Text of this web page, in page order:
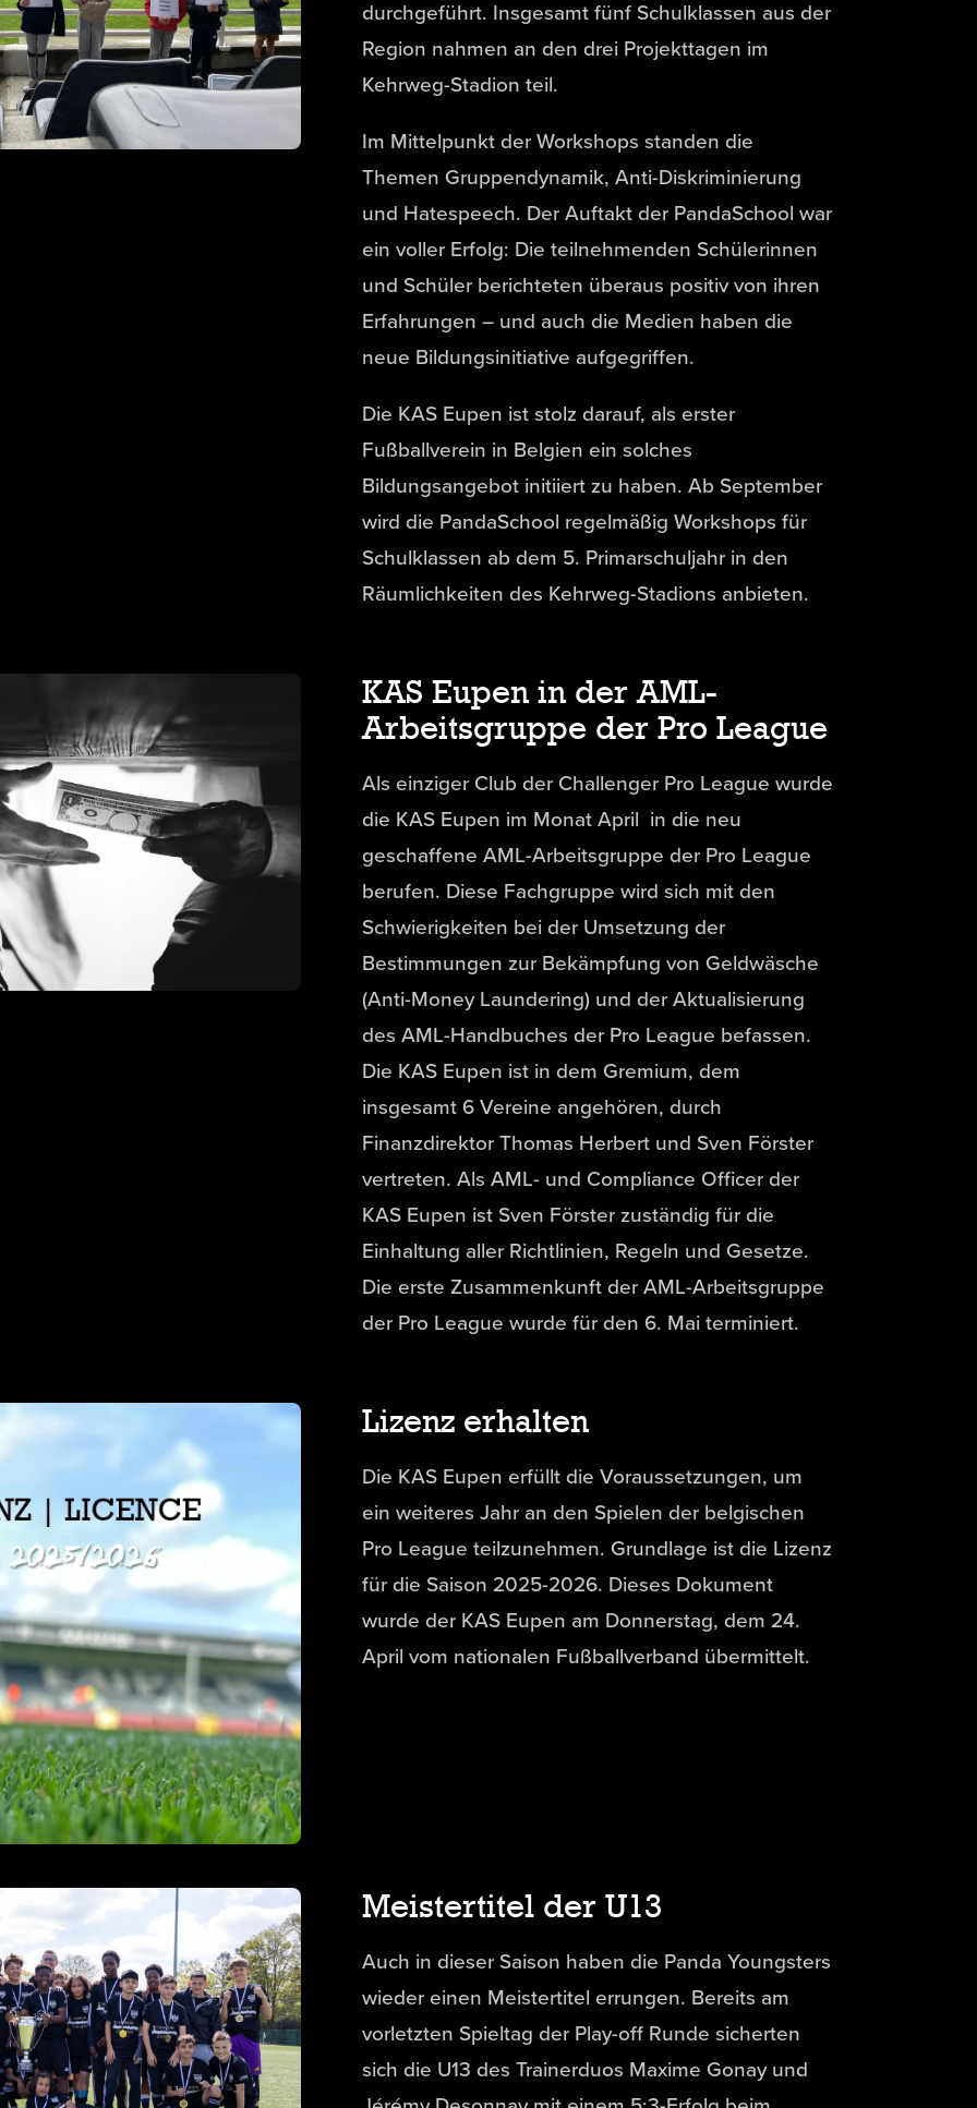
durchgeführt. Insgesamt fünf Schulklassen aus der
Region nahmen an den drei Projekttagen im
Kehrweg-Stadion teil.
Im Mittelpunkt der Workshops standen die
Themen Gruppendynamik, Anti-Diskriminierung
und Hatespeech. Der Auftakt der PandaSchool war
ein voller Erfolg: Die teilnehmenden Schülerinnen
und Schüler berichteten überaus positiv von ihren
Erfahrungen – und auch die Medien haben die
neue Bildungsinitiative aufgegriffen.
Die KAS Eupen ist stolz darauf, als erster
Fußballverein in Belgien ein solches
Bildungsangebot initiiert zu haben. Ab September
wird die PandaSchool regelmäßig Workshops für
Schulklassen ab dem 5. Primarschuljahr in den
Räumlichkeiten des Kehrweg-Stadions anbieten.
KAS Eupen in der AML-
Arbeitsgruppe der Pro League
Als einziger Club der Challenger Pro League wurde
die KAS Eupen im Monat April in die neu
geschaffene AML-Arbeitsgruppe der Pro League
berufen. Diese Fachgruppe wird sich mit den
Schwierigkeiten bei der Umsetzung der
Bestimmungen zur Bekämpfung von Geldwäsche
(Anti-Money Laundering) und der Aktualisierung
des AML-Handbuches der Pro League befassen.
Die KAS Eupen ist in dem Gremium, dem
insgesamt 6 Vereine angehören, durch
Finanzdirektor Thomas Herbert und Sven Förster
vertreten. Als AML- und Compliance Officer der
KAS Eupen ist Sven Förster zuständig für die
Einhaltung aller Richtlinien, Regeln und Gesetze.
Die erste Zusammenkunft der AML-Arbeitsgruppe
der Pro League wurde für den 6. Mai terminiert.
Lizenz erhalten
Die KAS Eupen erfüllt die Voraussetzungen, um
ein weiteres Jahr an den Spielen der belgischen
Pro League teilzunehmen. Grundlage ist die Lizenz
für die Saison 2025-2026. Dieses Dokument
wurde der KAS Eupen am Donnerstag, dem 24.
April vom nationalen Fußballverband übermittelt.
Meistertitel der U13
Auch in dieser Saison haben die Panda Youngsters
wieder einen Meistertitel errungen. Bereits am
vorletzten Spieltag der Play-off Runde sicherten
sich die U13 des Trainerduos Maxime Gonay und